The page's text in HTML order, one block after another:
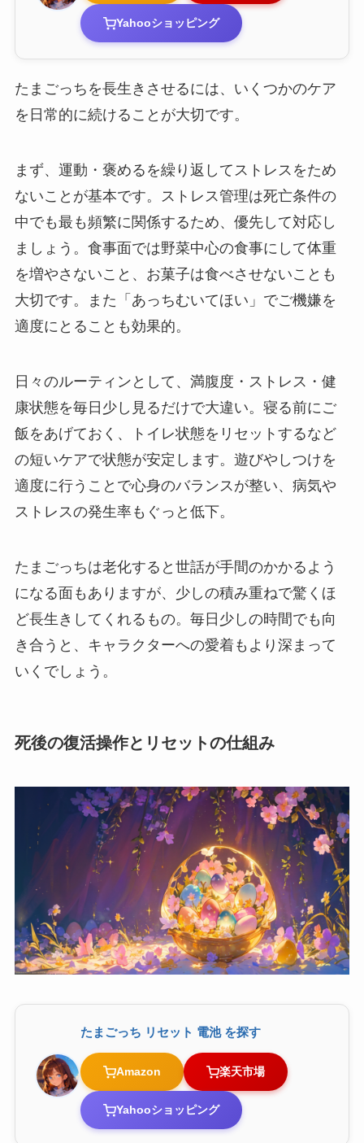
Yahooショッピング
たまごっちを長生きさせるには、いくつかのケア
を日常的に続けることが大切です。
まず、運動・褒めるを繰り返してストレスをため
ないことが基本です。ストレス管理は死亡条件の
中でも最も頻繁に関係するため、優先して対応し
ましょう。食事面では野菜中心の食事にして体重
を増やさないこと、お菓子は食べさせないことも
大切です。また「あっちむいてほい」でご機嫌を
適度にとることも効果的。
日々のルーティンとして、満腹度・ストレス・健
康状態を毎日少し見るだけで大違い。寝る前にご
飯をあげておく、トイレ状態をリセットするなど
の短いケアで状態が安定します。遊びやしつけを
適度に行うことで心身のバランスが整い、病気や
ストレスの発生率もぐっと低下。
たまごっちは老化すると世話が手間のかかるよう
になる面もありますが、少しの積み重ねで驚くほ
ど長生きしてくれるもの。毎日少しの時間でも向
き合うと、キャラクターへの愛着もより深まって
いくでしょう。
死後の復活操作とリセットの仕組み
たまごっち リセット 電池 を探す
Amazon 楽天市場
Yahooショッピング